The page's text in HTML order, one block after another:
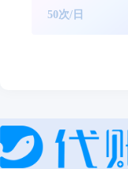
50次/日